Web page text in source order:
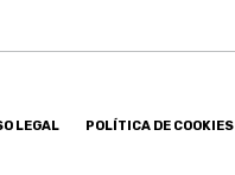
LEGAL POLÍTICA DE COOKIES